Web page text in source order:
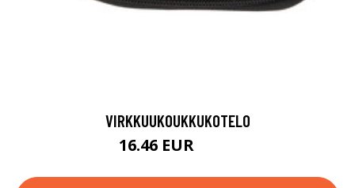
VIRKKUUKOUKKUKOTELO
16.46 EUR